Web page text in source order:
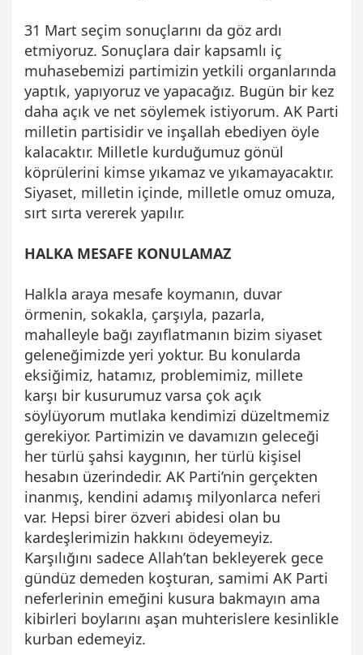
31 Mart seçim sonuçlarını da göz ardı
etmiyoruz. Sonuçlara dair kapsamlı iç
muhasebemizi partimizin yetkili organlarında
yaptık, yapıyoruz ve yapacağız. Bugün bir kez
daha açık ve net söylemek istiyorum. AK Parti
milletin partisidir ve inşallah ebediyen öyle
kalacaktır. Milletle kurduğumuz gönül
köprülerini kimse yıkamaz ve yıkamayacaktır.
Siyaset, milletin içinde, milletle omuz omuza,
sırt sırta vererek yapılır.
HALKA MESAFE KONULAMAZ
Halkla araya mesafe koymanın, duvar
örmenin, sokakla, çarşıyla, pazarla,
mahalleyle bağı zayıflatmanın bizim siyaset
geleneğimizde yeri yoktur. Bu konularda
eksiğimiz, hatamız, problemimiz, millete
karşı bir kusurumuz varsa çok açık
söylüyorum mutlaka kendimizi düzeltmemiz
gerekiyor. Partimizin ve davamızın geleceği
her türlü şahsi kaygının, her türlü kişisel
hesabın üzerindedir. AK Parti’nin gerçekten
inanmış, kendini adamış milyonlarca neferi
var. Hepsi birer özveri abidesi olan bu
kardeşlerimizin hakkını ödeyemeyiz.
Karşılığını sadece Allah’tan bekleyerek gece
gündüz demeden koşturan, samimi AK Parti
neferlerinin emeğini kusura bakmayın ama
kibirleri boylarını aşan muhterislere kesinlikle
kurban edemeyiz.